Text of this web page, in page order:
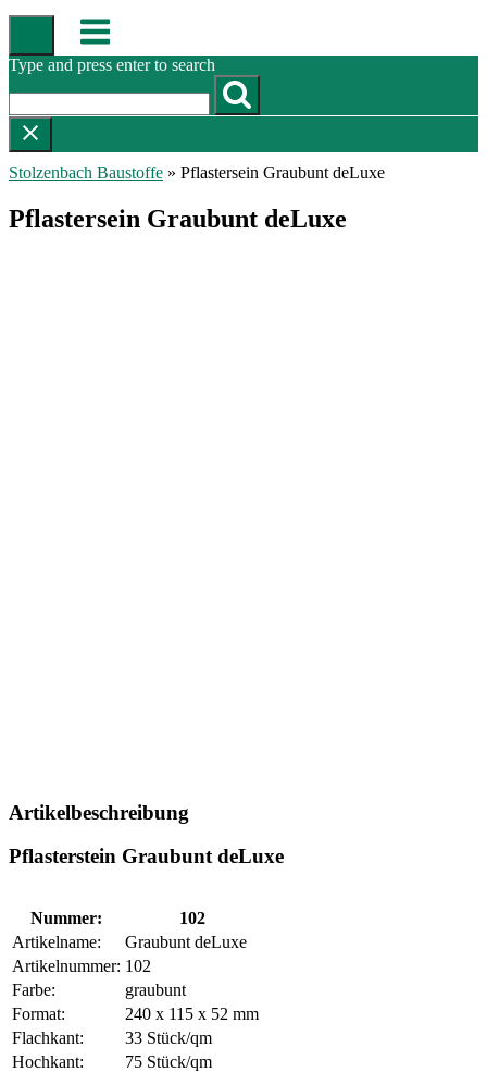
Skip
content
Menu
Type and press enter to search
Stolzenbach Baustoffe » Pflastersein Graubunt deLuxe
Pflastersein Graubunt deLuxe
Artikelbeschreibung
Pflasterstein Graubunt deLuxe
Nummer:
102
Artikelname:
Graubunt deLuxe
Artikelnummer: 102
Farbe:
graubunt
Format:
240 x 115 x 52 mm
Flachkant:
33 Stück/qm
Hochkant:
75 Stück/qm